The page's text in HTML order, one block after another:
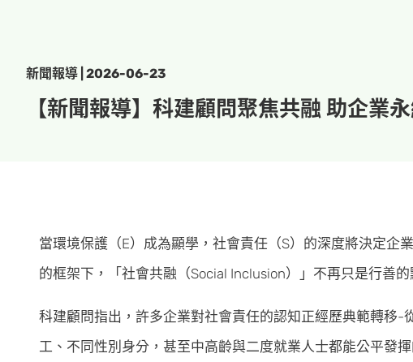
新聞報導 | 2026-06-23
【新聞報導】科建顧問聚焦共融 助企業
當環境保護（E）成為顯學，社會責任（S）的深度將決定企
的框架下，「社會共融（Social Inclusion）」不再只是行善
科建顧問指出，許多企業對社會責任的認知正經歷典範轉移
工、不同性別身分，甚至中高齡與二度就業人士都能公平發揮